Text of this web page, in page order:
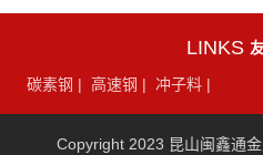
LINKS
碳素钢 | 高速钢 | 冲子料 |
Copyright 2023 昆山闽鑫通